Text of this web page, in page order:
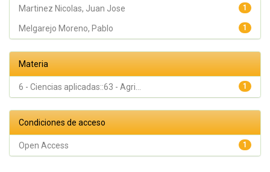
1
Martinez Nicolas, Juan Jose
1
Melgarejo Moreno, Pablo
Materia
1
6 - Ciencias aplicadas::63 - Agri...
Condiciones de acceso
1
Open Access